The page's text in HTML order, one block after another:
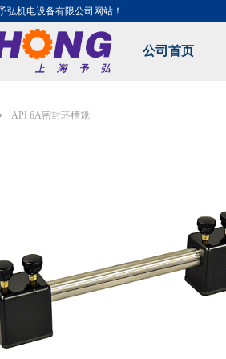
公司首页
弘机电设备有限公司网站！
API 6A密封环槽规